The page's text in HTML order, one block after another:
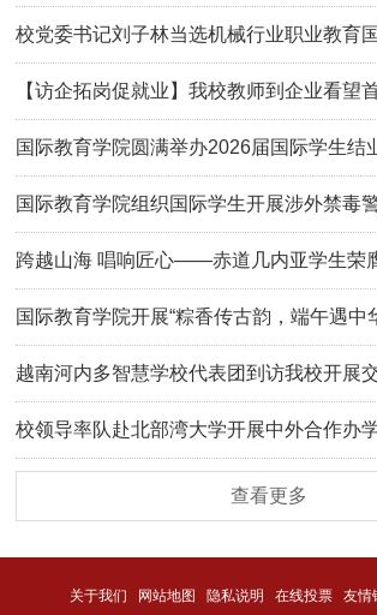
级项目（二期）正式启动
校党委书记刘子林当选机械行业职业教育
与合作协作组主任委员
【访企拓岗促就业】我校教师到企业看望
教育“1+1+1”联合培养印尼实习生
国际教育学院圆满举办2026届国际学生结
国际教育学院组织国际学生开展涉外禁毒
研学活动
跨越山海 唱响匠心——赤道几内亚学生荣
业技术大学校园十佳歌手
国际教育学院开展“粽香传古韵，端午遇中
学生端午文化主题游园会
越南河内多智慧学校代表团到访我校开展
校领导率队赴北部湾大学开展中外合作办
查看更多
关于我们 网站地图 隐私说明 在线投票 友情